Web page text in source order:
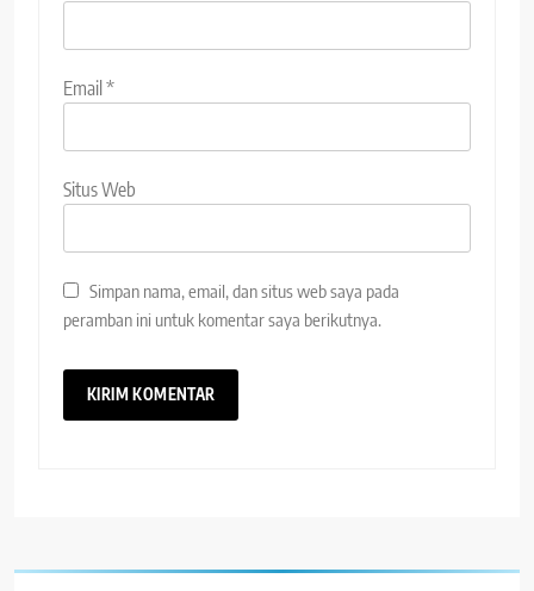
Email*
Situs Web
Simpan nama, email, dan situs web saya pada
peramban ini untuk komentar saya berikutnya.